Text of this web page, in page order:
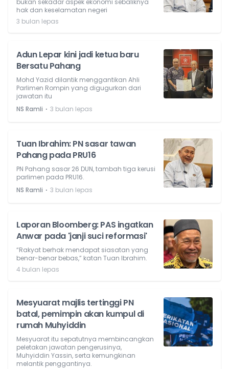
bukan sekadar aspek ekonomi sebaliknya
hak dan keselamatan negeri
3 bulan lepas
Adun Lepar kini jadi ketua baru
Bersatu Pahang
Mohd Yazid dilantik menggantikan Ahli
Parlimen Rompin yang digugurkan dari
jawatan itu
NS Ramli ⋅ 3 bulan lepas
Tuan Ibrahim: PN sasar tawan
Pahang pada PRU16
PN Pahang sasar 26 DUN, tambah tiga kerusi
parlimen pada PRU16.
NS Ramli ⋅ 3 bulan lepas
Laporan Bloomberg: PAS ingatkan
Anwar pada 'janji suci reformasi'
“Rakyat berhak mendapat siasatan yang
benar-benar bebas,” katan Tuan Ibrahim.
4 bulan lepas
Mesyuarat majlis tertinggi PN
batal, pemimpin akan kumpul di
rumah Muhyiddin
Mesyuarat itu sepatutnya membincangkan
peletakan jawatan pengerusinya,
Muhyiddin Yassin, serta kemungkinan
melantik penggantinya.